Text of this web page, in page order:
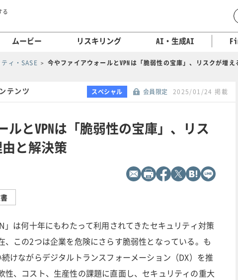
る
ムービー リスキリング AI・生成AI
ィ・SASE 今やファイアウォールとVPNは「脆弱性の宝庫」、リスクが増
テンツ スペシャル 会員限定 2025/01/24 掲載
ルとVPNは「脆弱性の宝庫」、リス
と解決策
」は何十年にもわたって利用されてきたセキュリティ対策
、この2つは企業を危険にさらす脆弱性となっている。も
けながらデジタルトランスフォーメーション（DX）を推
性、コスト、生産性の課題に直面し、セキュリティの重大